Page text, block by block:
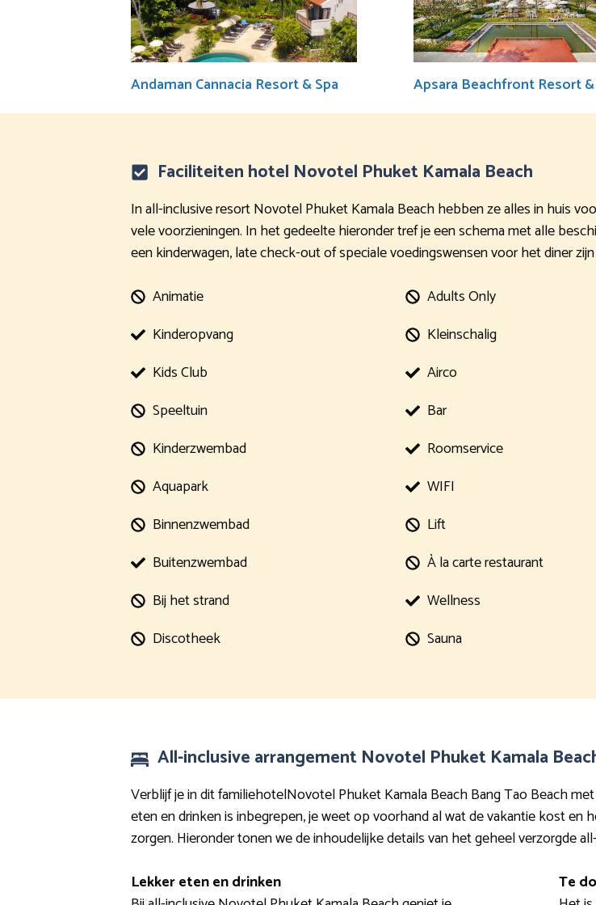
Andaman Cannacia Resort & Spa Apsara Beachfront Resort
Faciliteiten hotel Novotel Phuket Kamala Beach
In all-inclusive resort Novotel Phuket Kamala Beach hebben ze alles in huis
vele voorzieningen. In het gedeelte hieronder tref je een schema met alle
een kinderwagen, late check-out of speciale voedingswensen voor het diner
Animatie
Kinderopvang
Kids Club
Speeltuin
Kinderzwembad
Aquapark
Binnenzwembad
Buitenzwembad
Bij het strand
Discotheek
Adults Only
Kleinschalig
Airco
Bar
Roomservice
WIFI
Lift
À la carte restaurant
Wellness
Sauna
All-inclusive arrangement Novotel Phuket Kamala
Verblijf je in dit familiehotelNovotel Phuket Kamala Beach Bang Tao Beach
eten en drinken is inbegrepen, je weet op voorhand al wat de vakantie kost en
zorgen. Hieronder tonen we de inhoudelijke details van het geheel verzorgde
Lekker eten en drinken
Te